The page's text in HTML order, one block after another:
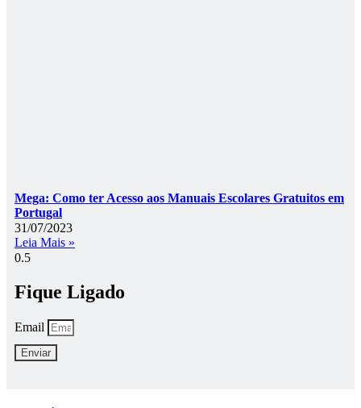
Mega: Como ter Acesso aos Manuais Escolares Gratuitos em
Portugal
31/07/2023
Leia Mais »
Fique Ligado
Email
Enviar